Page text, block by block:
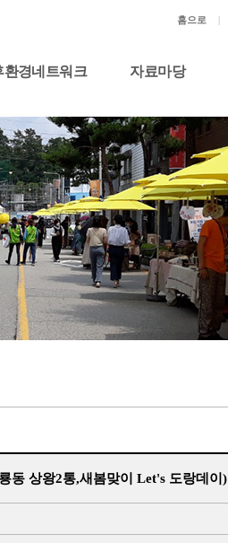
홈으로 |
환경네트워크 자료마당
동 상왕2통,새봄맞이 Let's 도랑데이)